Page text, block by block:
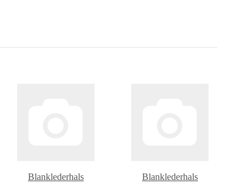
Blanklederhals
Blanklederhals